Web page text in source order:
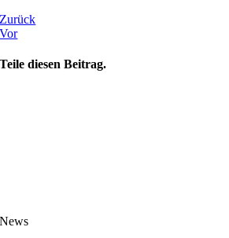
Zurück
Vor
Teile diesen Beitrag.
News